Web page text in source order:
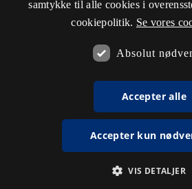
samtykke til alle cookies i
cookiepolitik. Se vores
Absolut
Accepter alle
Accepter kun
VIS DETALJER